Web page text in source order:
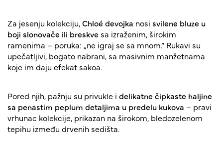
Za jesenju kolekciju,Chloé devojka nosi svilene bluze u
boji slonovače ili breskve sa izraženim, širokim
ramenima – poruka: „ne igraj se sa mnom.“ Rukavi su
upečatljivi, bogato nabrani, sa masivnim manžetnama
koje im daju efekat sakoa.
Pored njih, pažnju su privukle i delikatne čipkaste haljine
sa penastim peplum detaljima u predelu kukova – pravi
vrhunac kolekcije, prikazan na širokom, bledozelenom
tepihu između drvenih sedišta.